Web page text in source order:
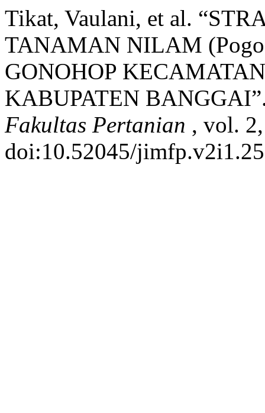
Tikat, Vaulani, et al.
TANAMAN NILAM
GONOHOP
KABUPATEN
Fakultas Pertanian , vol.
doi:10.52045/